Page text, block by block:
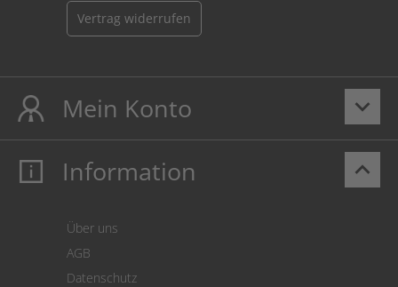
Vertrag widerrufen
keyboard_arrow_down
Mein Konto
Mein Konto
keyboard_arrow_up
Information
Über uns
AGB
Datenschutz